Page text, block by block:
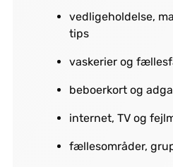
vedligeholdelse,
tips
vaskerier og
beboerkort og
internet, TV og
fællesområder,